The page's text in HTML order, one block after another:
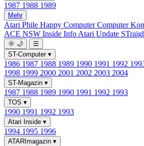
1987 1988 1989
Mehr
Atari Phile Happy ComputerComputer
ACE NSW Inside Info Atari Update
🌞 🌙
☰
ST-Computer ▾
1986 1987 1988 1989 1990 1991 1992
1998 1999 2000 2001 2002 2003 2004
ST-Magazin ▾
1987 1988 1989 1990 1991 1992 1993
TOS ▾
1990 1991 1992 1993
Atari Inside ▾
1994 1995 1996
ATARImagazin ▾